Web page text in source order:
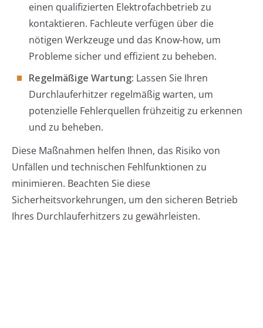
einen qualifizierten Elektrofachbetrieb zu
kontaktieren. Fachleute verfügen über die
nötigen Werkzeuge und das Know-how, um
Probleme sicher und effizient zu beheben.
Regelmäßige Wartung: Lassen Sie Ihren
Durchlauferhitzer regelmäßig warten, um
potenzielle Fehlerquellen frühzeitig zu erkennen
und zu beheben.
Diese Maßnahmen helfen Ihnen, das Risiko von
Unfällen und technischen Fehlfunktionen zu
minimieren. Beachten Sie diese
Sicherheitsvorkehrungen, um den sicheren Betrieb
Ihres Durchlauferhitzers zu gewährleisten.